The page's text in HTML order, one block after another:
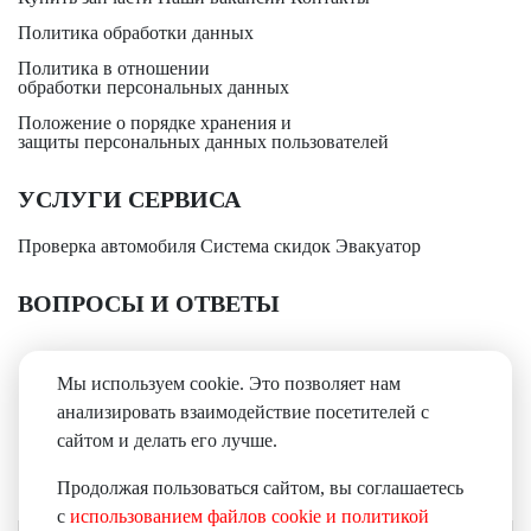
Политика обработки данных
Политика в отношении
обработки персональных данных
Положение о порядке хранения и
защиты персональных данных пользователей
УСЛУГИ СЕРВИСА
Проверка автомобиля Система скидок Эвакуатор
ВОПРОСЫ И ОТВЕТЫ
+7(3842)65-70-70
Мы принимаем:
Мы используем cookie. Это позволяет нам
анализировать взаимодействие посетителей с
сайтом и делать его лучше.
Продолжая пользоваться сайтом, вы соглашаетесь
с использованием файлов cookie и политикой